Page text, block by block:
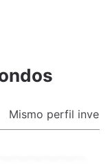
Mismo perfil